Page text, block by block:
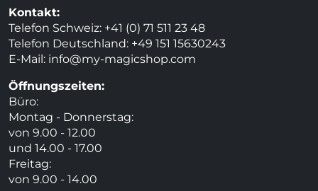
Kontakt:
Telefon Schweiz: +41 (0) 71 511 23 48
Telefon Deutschland: +49 151 15630243
E-Mail: info@my-magicshop.com
Öffnungszeiten:
Büro:
Montag - Donnerstag:
von 9.00 - 12.00
und 14.00 - 17.00
Freitag:
von 9.00 - 14.00